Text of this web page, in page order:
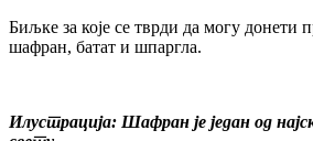
Биљке за које се тврди да могу донети
шафран, батат и шпаргла.
Илустрација: Шафран је један од